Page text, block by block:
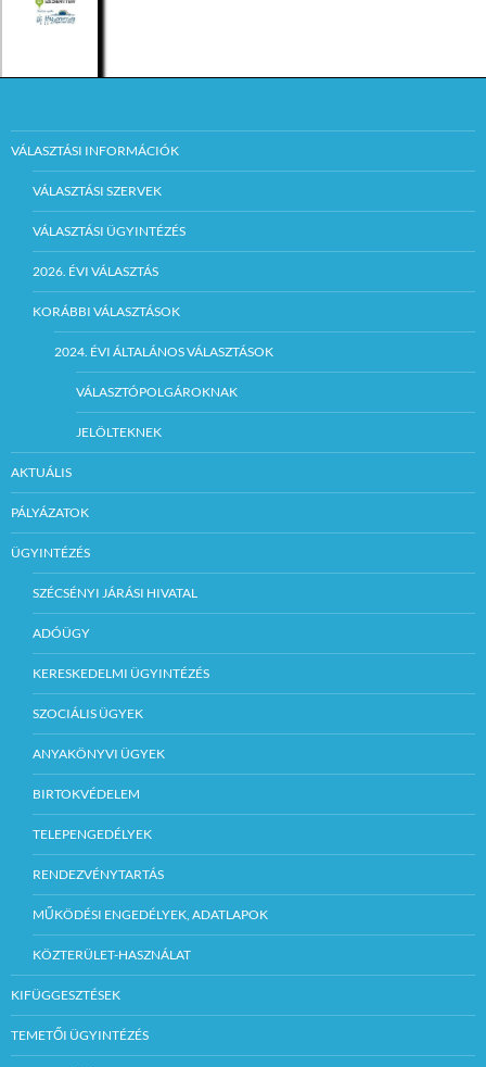
VÁLASZTÁSI INFORMÁCIÓK
VÁLASZTÁSI SZERVEK
VÁLASZTÁSI ÜGYINTÉZÉS
2026. ÉVI VÁLASZTÁS
KORÁBBI VÁLASZTÁSOK
2024. ÉVI ÁLTALÁNOS VÁLASZTÁSOK
VÁLASZTÓPOLGÁROKNAK
JELÖLTEKNEK
AKTUÁLIS
PÁLYÁZATOK
ÜGYINTÉZÉS
SZÉCSÉNYI JÁRÁSI HIVATAL
ADÓÜGY
KERESKEDELMI ÜGYINTÉZÉS
SZOCIÁLIS ÜGYEK
ANYAKÖNYVI ÜGYEK
BIRTOKVÉDELEM
TELEPENGEDÉLYEK
RENDEZVÉNYTARTÁS
MŰKÖDÉSI ENGEDÉLYEK, ADATLAPOK
KÖZTERÜLET-HASZNÁLAT
KIFÜGGESZTÉSEK
TEMETŐI ÜGYINTÉZÉS